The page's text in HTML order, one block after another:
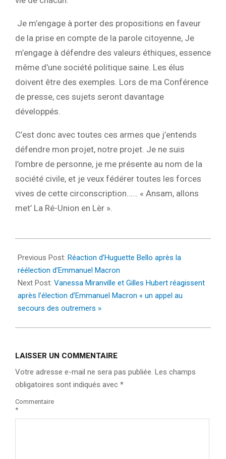
Je m’engage à porter des propositions en faveur
de la prise en compte de la parole citoyenne, Je
m’engage à défendre des valeurs éthiques, essence
même d’une société politique saine. Les élus
doivent être des exemples. Lors de ma Conférence
de presse, ces sujets seront davantage
développés.
C’est donc avec toutes ces armes que j’entends
défendre mon projet, notre projet. Je ne suis
l’ombre de personne, je me présente au nom de la
société civile, et je veux fédérer toutes les forces
vives de cette circonscription…… « Ansam, allons
met’ La Ré-Union en Lèr ».
04-
25
Previous Post: Réaction d’Huguette Bello après la
réélection d’Emmanuel Macron
Next Post: Vanessa Miranville et Gilles Hubert réagissent
après l’élection d’Emmanuel Macron « un appel au
secours des outremers »
LAISSER UN COMMENTAIRE
Votre adresse e-mail ne sera pas publiée. Les champs
obligatoires sont indiqués avec *
Commentaire
*